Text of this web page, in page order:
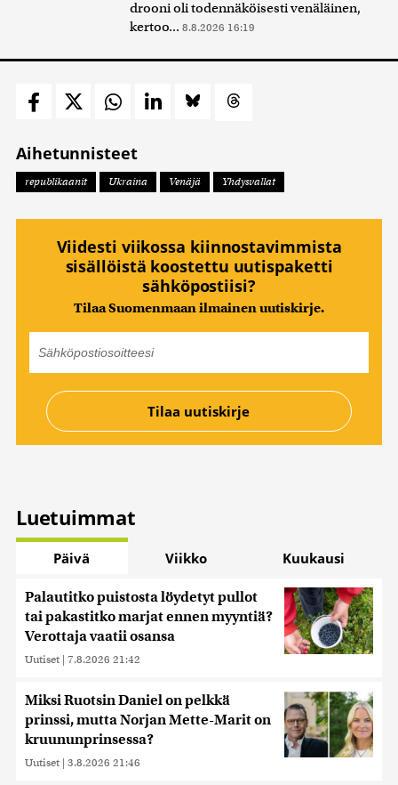
drooni oli todennäköisesti venäläinen,
kertoo... 8.8.2026 16:19
Aihetunnisteet
republikaanit Ukraina Venäjä Yhdysvallat
Viidesti viikossa kiinnostavimmista
sisällöistä koostettu uutispaketti
sähköpostiisi?
Tilaa Suomenmaan ilmainen uutiskirje.
Luetuimmat
Päivä Viikko Kuukausi
Palautitko puistosta löydetyt pullot
tai pakastitko marjat ennen myyntiä?
Verottaja vaatii osansa
Uutiset | 7.8.2026 21:42
Miksi Ruotsin Daniel on pelkkä
prinssi, mutta Norjan Mette-Marit on
kruununprinsessa?
Uutiset | 3.8.2026 21:46